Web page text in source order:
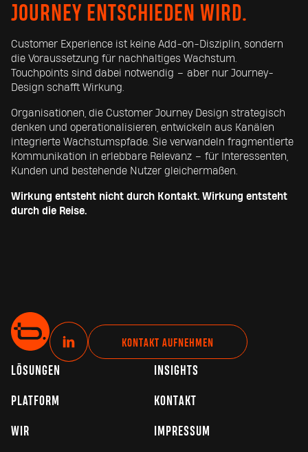
JOURNEY ENTSCHIEDEN WIRD.
Customer Experience ist keine Add-on-Disziplin, sondern
die Voraussetzung für nachhaltiges Wachstum.
Touchpoints sind dabei notwendig – aber nur Journey-
Design schafft Wirkung.
Organisationen, die Customer Journey Design strategisch
denken und operationalisieren, entwickeln aus Kanälen
integrierte Wachstumspfade. Sie verwandeln fragmentierte
Kommunikation in erlebbare Relevanz – für Interessenten,
Kunden und bestehende Nutzer gleichermaßen.
Wirkung entsteht nicht durch Kontakt. Wirkung entsteht
durch die Reise.
i
KONTAKT AUFNEHMEN
LÖSUNGEN
PLATFORM
WIR
INSIGHTS
KONTAKT
IMPRESSUM